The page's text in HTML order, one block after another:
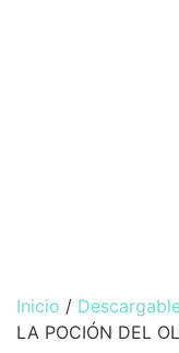
Inicio /
LA POCIÓN DEL